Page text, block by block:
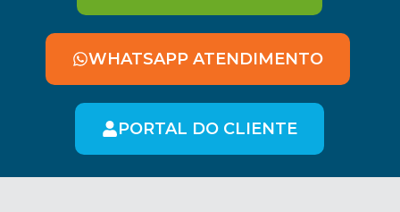
WHATSAPP ATENDIMENTO
PORTAL DO CLIENTE